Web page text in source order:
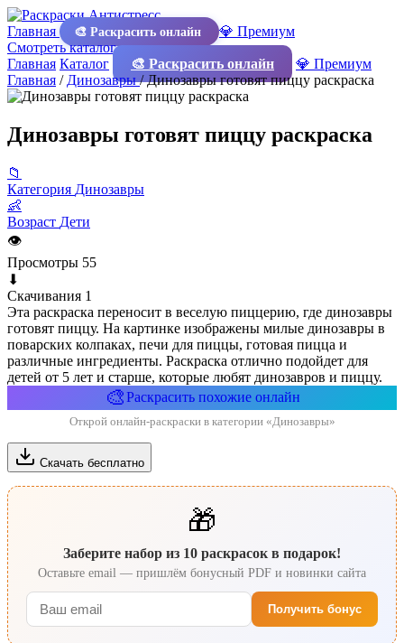
Главная 🎨 Раскрасить онлайн
💎 Премиум
Смотреть каталог
Главная Каталог 🎨 Раскрасить онлайн
💎 Премиум
Главная / Динозавры/Динозавры готовят пиццу раскраска
Динозавры готовят пиццу раскраска
📁
Категория Динозавры
👶
Возраст Дети
👁
Просмотры 55
⬇
Скачивания 1
Эта раскраска переносит в веселую пиццерию, где динозавры
готовят пиццу. На картинке изображены милые динозавры в
поварских колпаках, печи для пиццы, готовая пицца и
различные ингредиенты. Раскраска отлично подойдет для
детей от 5 лет и старше, которые любят динозавров и пиццу.
🎨Раскрасить похожие онлайн
Открой онлайн-раскраски в категории «Динозавры»
Скачать бесплатно
🎁
Заберите набор из 10 раскрасок в подарок!
Оставьте email — пришлём бонусный PDF и новинки сайта
Получить бонус